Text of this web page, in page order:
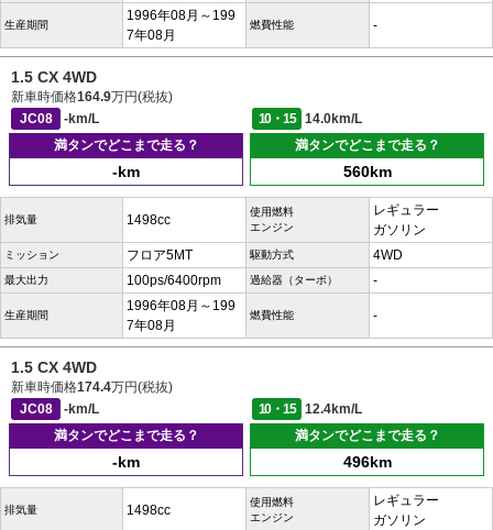
生産期間
1996年08月～199
7年08月
燃費性能 -
1.5 CX 4WD
新車時価格164.9万円(税抜)
JC08
-km/L 10・15
14.0km/L
満タンでどこまで走る？
-km
満タンでどこまで走る？
560km
排気量 1498cc
使用燃料
エンジン
レギュラー
ガソリン
ミッション フロア5MT 駆動方式 4WD
最大出力 100ps/6400rpm 過給器（ターボ） -
生産期間
1996年08月～199
7年08月
燃費性能 -
1.5 CX 4WD
新車時価格174.4万円(税抜)
JC08
-km/L 10・15
12.4km/L
満タンでどこまで走る？
-km
満タンでどこまで走る？
496km
排気量 1498cc
使用燃料
エンジン
レギュラー
ガソリン